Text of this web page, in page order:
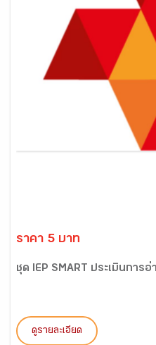
ราคา 5 บาท
ชุด IEP SMART ประเมินการ
ดูรายละเอียด